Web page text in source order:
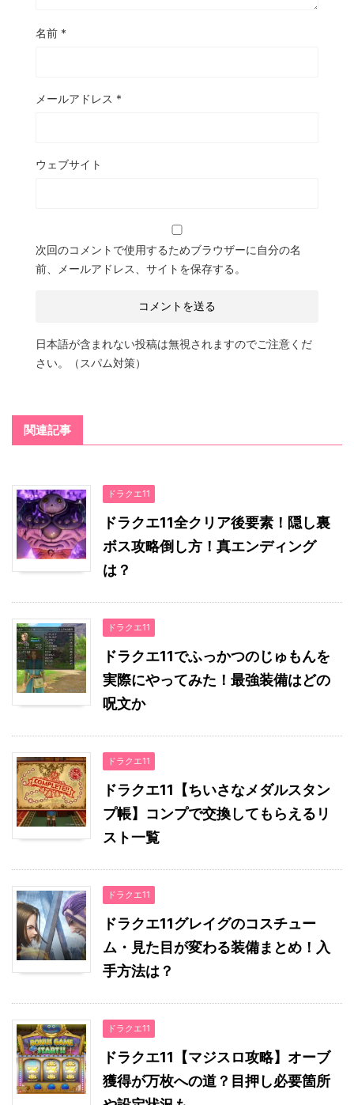
名前 *
メールアドレス *
ウェブサイト
次回のコメントで使用するためブラウザーに自分の名
前、メールアドレス、サイトを保存する。
日本語が含まれない投稿は無視されますのでご注意くだ
さい。（スパム対策）
関連記事
ドラクエ11
ドラクエ11全クリア後要素！隠し裏
ボス攻略倒し方！真エンディング
は？
ドラクエ11
ドラクエ11でふっかつのじゅもんを
実際にやってみた！最強装備はどの
呪文か
ドラクエ11
ドラクエ11【ちいさなメダルスタン
プ帳】コンプで交換してもらえるリ
スト一覧
ドラクエ11
ドラクエ11グレイグのコスチュー
ム・見た目が変わる装備まとめ！入
手方法は？
ドラクエ11
ドラクエ11【マジスロ攻略】オーブ
獲得が万枚への道？目押し必要箇所